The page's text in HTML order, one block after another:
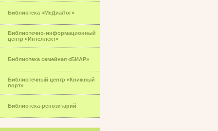
Библиотека «МеДиаЛог»
Библиотечно-информационный
центр «Интеллект»
Библиотека семейная «БИАР»
Библиотечный центр «Книжный
порт»
Библиотека-репозитарий